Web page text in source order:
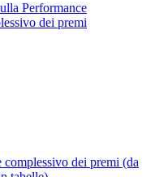
Performance
dei premi
complessivo dei premi (da